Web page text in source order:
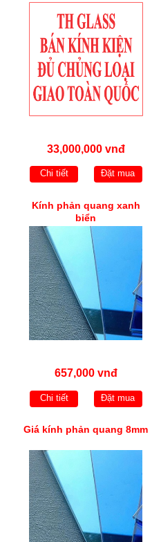
33,000,000 vnđ
Chi tiết Đặt mua
Kính phản quang xanh
biển
657,000 vnđ
Chi tiết Đặt mua
Giá kính phản quang 8mm